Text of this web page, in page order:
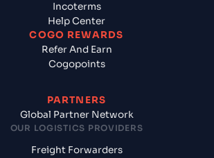
Incoterms
Help Center
COGO REWARDS
Refer And Earn
Cogopoints
PARTNERS
Global Partner Network
OUR LOGISTICS PROVIDERS
Freight Forwarders